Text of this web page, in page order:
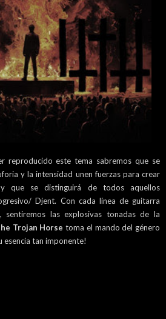
reproducido este tema sabremos que se
y la intensidad unen fuerzas para crear
que se distinguirá de todos aquellos
Djent. Con cada línea de guitarra
sentiremos las explosivas tonadas de la
Trojan Horse toma el mando del género
esencia tan imponente!